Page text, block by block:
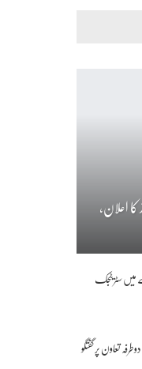
اعلان،
میں سٹریٹجک
تعاون پر گفتگو